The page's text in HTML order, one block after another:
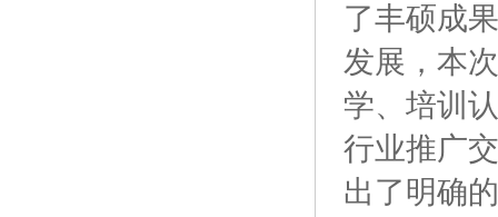
了丰硕成
发展，本
学、培训
行业推广
出了明确